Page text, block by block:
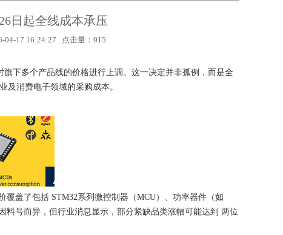
日起全线成本承压
17 16:24:27 点击量： 915
下多个产品线的价格进行上调。这一决定并非孤例，而是全
及消费电子领域的采购成本。
覆盖了包括 STM32系列微控制器（MCU）、功率器件（如
料号而异，但行业消息显示，部分紧缺品类涨幅可能达到 两位